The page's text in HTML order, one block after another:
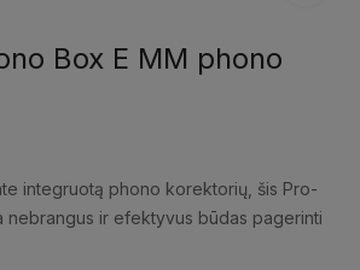
Box E MM phono
integruotą phono korektorių, šis Pro-
nebrangus ir efektyvus būdas pagerinti